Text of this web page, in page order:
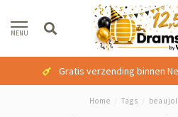
MENU
Gratis verzending binnen
Home Tags